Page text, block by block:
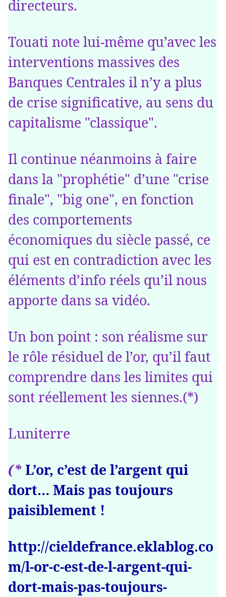
directeurs.
Touati note lui-même qu’avec les
interventions massives des
Banques Centrales il n’y a plus
de crise significative, au sens du
capitalisme "classique".
Il continue néanmoins à faire
dans la "prophétie" d’une "crise
finale", "big one", en fonction
des comportements
économiques du siècle passé, ce
qui est en contradiction avec les
éléments d’info réels qu’il nous
apporte dans sa vidéo.
Un bon point : son réalisme sur
le rôle résiduel de l’or, qu’il faut
comprendre dans les limites qui
sont réellement les siennes.(*)
Luniterre
(*L’or, c’est de l’argent qui
dort… Mais pas toujours
paisiblement !
http://cieldefrance.eklablog.co
m/l-or-c-est-de-l-argent-qui-
dort-mais-pas-toujours-